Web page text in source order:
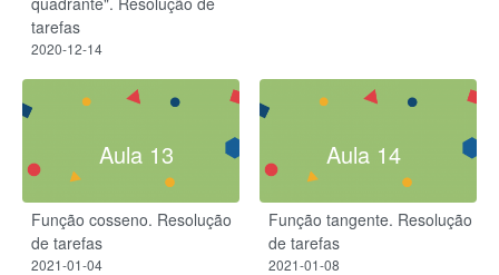
tarefas
2020-12-14
Aula 13
Função cosseno. Resolução
de tarefas
2021-01-04
Aula 14
Função tangente. Resolução
de tarefas
2021-01-08